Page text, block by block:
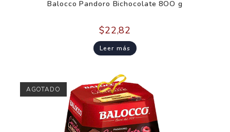
Balocco Pandoro Bichocolate 8OO g
$22,82
Leer más
AGOTADO